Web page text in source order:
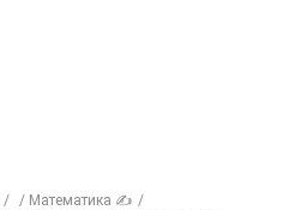
Математика ✍